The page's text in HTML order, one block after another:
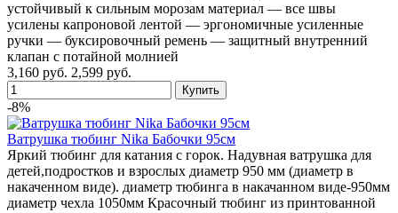
устойчивый к сильным морозам материал — все швы
усилены капроновой лентой — эргономичные усиленные
ручки — буксировочный ремень — защитный внутренний
клапан с потайной молнией
3,160 руб. 2,599 руб.
-8%
Ватрушка тюбинг Nika Бабочки 95см
Яркий тюбинг для катания с горок. Надувная ватрушка для
детей,подростков и взрослых диаметр 950 мм (диаметр в
накаченном виде). диаметр тюбинга в накачанном виде-950мм
диаметр чехла 1050мм Красочный тюбинг из принтованной